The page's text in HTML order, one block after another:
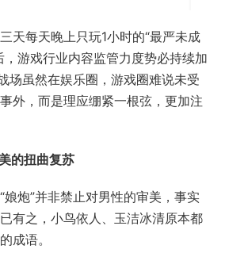
天每天晚上只玩1小时的“最严未成
，游戏行业内容监管力度势必持续加
场虽然在娱乐圈，游戏圈难说未受
外，而是理应绷紧一根弦，更加注
的扭曲复苏
娘炮”并非禁止对男性的审美，事实
有之，小鸟依人、玉洁冰清原本都
成语。